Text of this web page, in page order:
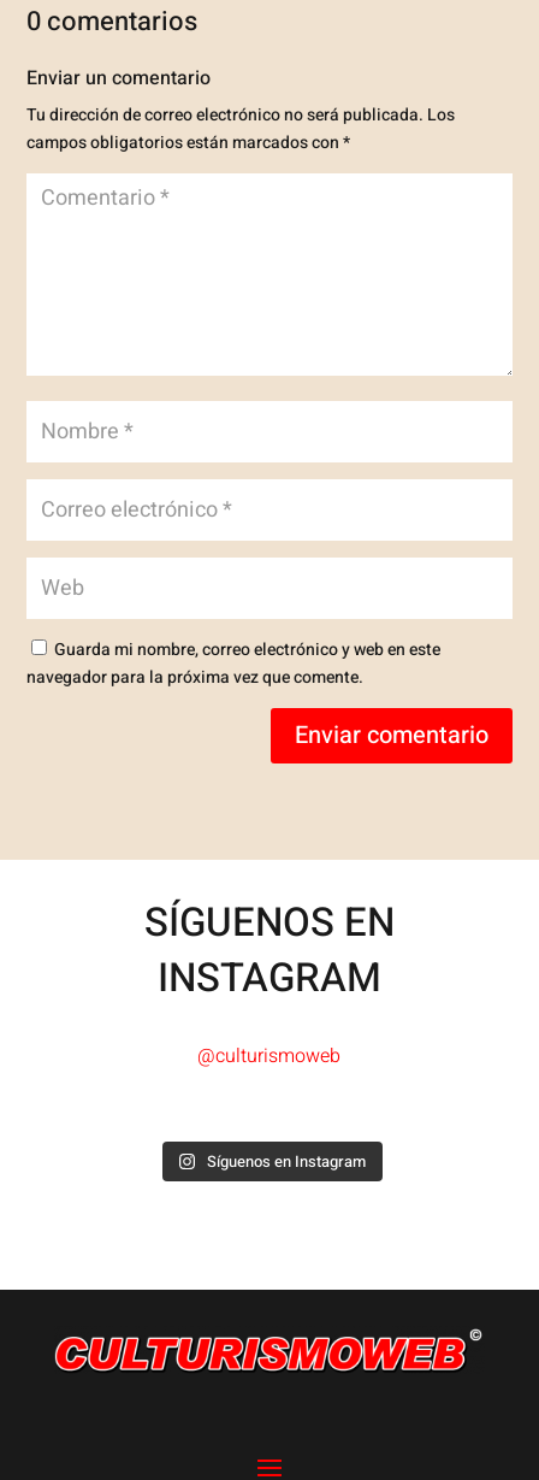
0 comentarios
Enviar un comentario
Tu dirección de correo electrónico no será publicada. Los
campos obligatorios están marcados con*
Guarda mi nombre, correo electrónico y web en este
navegador para la próxima vez que comente.
Enviar comentario
SÍGUENOS EN
INSTAGRAM
@culturismoweb
Síguenos en Instagram